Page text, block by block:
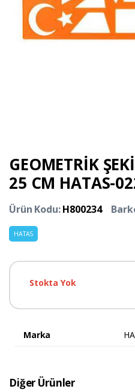
GEOMETRİK
25 CM HATAS-
Ürün Kodu:H800234
HATAS
Stokta Yok
Marka
Diğer Ürünler